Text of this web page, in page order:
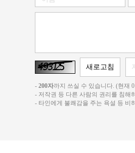
- 200자까지 쓰실 수 있습니다. (현재 0
- 저작권 등 다른 사람의 권리를 침해
- 타인에게 불쾌감을 주는 욕설 등 비